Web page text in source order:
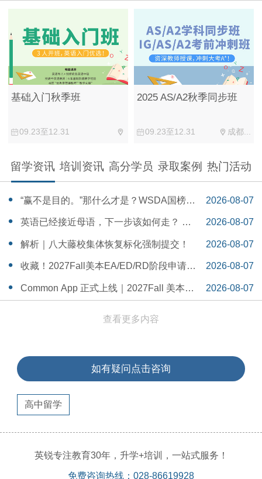
基础入门秋季班
09.23至12.31
2025 AS/A2秋季同步班
09.23至12.31 成都...
留学资讯 培训资讯 高分学员 录取案例 热门活动
“赢不是目的。”那什么才是？WSDA国榜第
一Serena给出她的回答
2026-08-07
14:55:58
英语已经接近母语，下一步该如何走？ 一
个WSDA冠军少年的成长答案
2026-08-07
14:42:48
解析｜八大藤校集体恢复标化强制提交！
2026-08-07
14:26:40
收藏！2027Fall美本EA/ED/RD阶段申请截
止日期汇总！
2026-08-07
14:20:11
Common App 正式上线｜2027Fall 美本申
2026-08-07
查看更多内容
如有疑问点击咨询
高中留学
英锐专注教育30年，升学+培训，一站式服务！
免费咨询热线：028-86619928